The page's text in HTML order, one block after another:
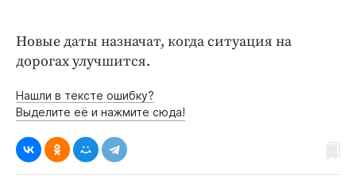
Новые даты назначат, когда ситуация на
дорогах улучшится.
Нашли в тексте ошибку?
Выделите её и нажмите сюда!